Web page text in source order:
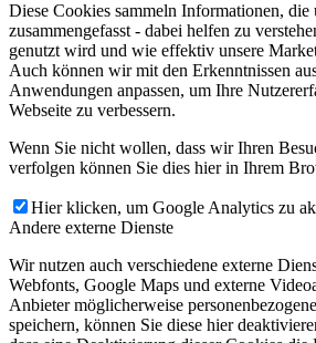
Diese Cookies sammeln Informationen, die
zusammengefasst - dabei helfen zu
genutzt wird und wie effektiv unsere
Auch können wir mit den Erkenntnissen
Anwendungen anpassen, um Ihre
Webseite zu verbessern.
Wenn Sie nicht wollen, dass wir Ihren
verfolgen können Sie dies hier in Ihrem
Hier klicken, um Google Analytics zu
Andere externe Dienste
Wir nutzen auch verschiedene externe
Webfonts, Google Maps und externe
Anbieter möglicherweise
speichern, können Sie diese hier